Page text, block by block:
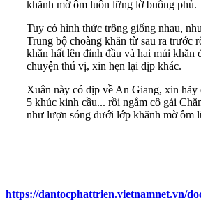
khănh mờ ôm luôn lững lờ buông phủ.
Tuy có hình thức trông giống nhau,
Trung bộ choàng khăn từ sau ra trước
khăn hất lên đỉnh đầu và hai múi khăn
chuyện thú vị, xin hẹn lại dịp khác.
Xuân này có dịp về An Giang, xin hãy
5 khúc kinh cầu... rồi ngắm cô gái
như lượn sóng dưới lớp khănh mờ ôm
https://dantocphattrien.vietnamnet.vn/